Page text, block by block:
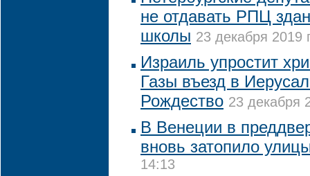
не отдавать РПЦ
школы 23 декабря 2019
Израиль упростит
Газы въезд в
Рождество 23 декабря
В Венеции в
вновь затопило
14:13